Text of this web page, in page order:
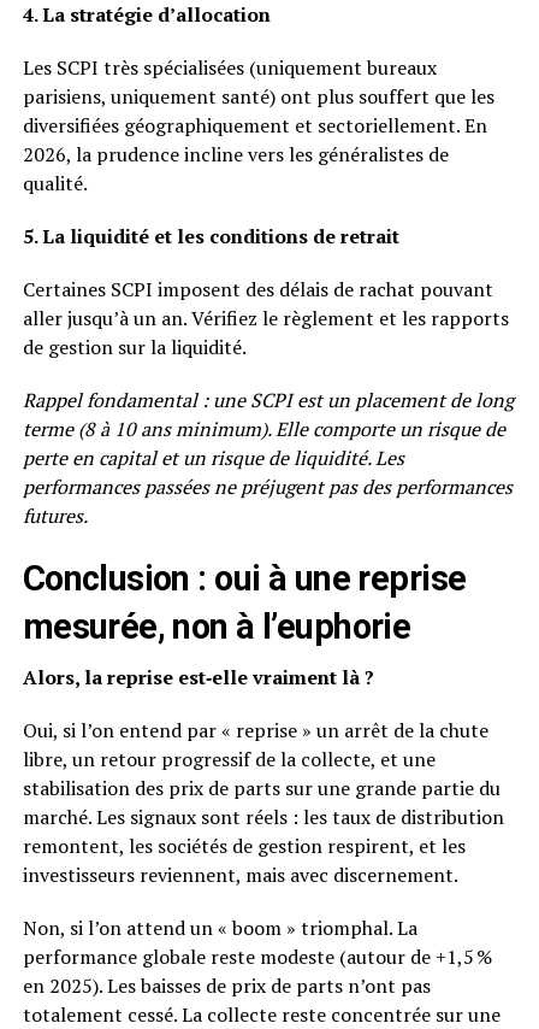
4. La stratégie d’allocation
Les SCPI très spécialisées (uniquement bureaux
parisiens, uniquement santé) ont plus souffert que les
diversifiées géographiquement et sectoriellement. En
2026, la prudence incline vers les généralistes de
qualité.
5. La liquidité et les conditions de retrait
Certaines SCPI imposent des délais de rachat pouvant
aller jusqu’à un an. Vérifiez le règlement et les rapports
de gestion sur la liquidité.
Rappel fondamental : une SCPI est un placement de long
terme (8 à 10 ans minimum). Elle comporte un risque de
perte en capital et un risque de liquidité. Les
performances passées ne préjugent pas des performances
futures.
Conclusion : oui à une reprise
mesurée, non à l’euphorie
Alors, la reprise est‑elle vraiment là ?
Oui, si l’on entend par « reprise » un arrêt de la chute
libre, un retour progressif de la collecte, et une
stabilisation des prix de parts sur une grande partie du
marché. Les signaux sont réels : les taux de distribution
remontent, les sociétés de gestion respirent, et les
investisseurs reviennent, mais avec discernement.
Non, si l’on attend un « boom » triomphal. La
performance globale reste modeste (autour de +1,5 %
en 2025). Les baisses de prix de parts n’ont pas
totalement cessé. La collecte reste concentrée sur une